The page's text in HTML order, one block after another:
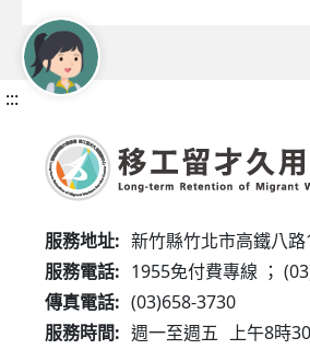
:::
服務地址: 新竹縣竹北市高鐵八
服務電話: 1955免付費專線 ；
傳真電話: (03)658-3730
服務時間: 週一至週五 上午8時